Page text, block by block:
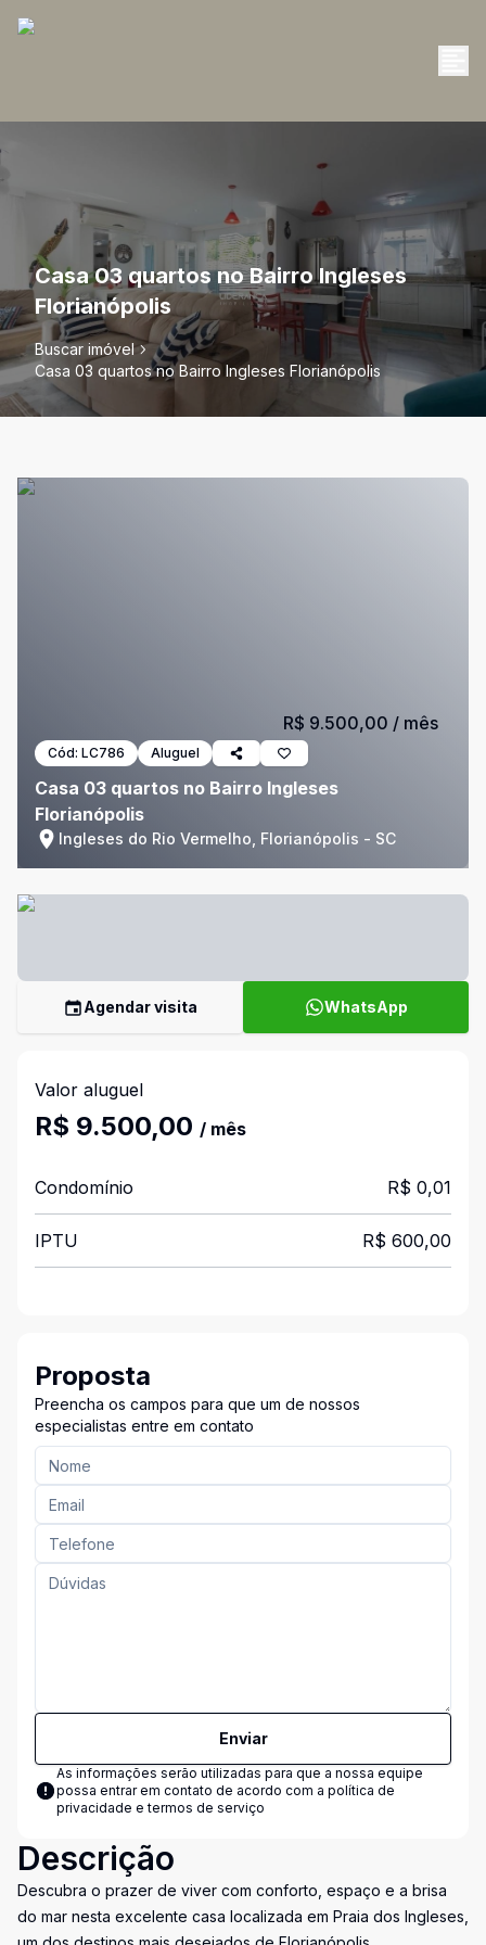
Casa 03 quartos no Bairro Ingleses
Florianópolis
Buscar imóvel
Casa 03 quartos no Bairro Ingleses Florianópolis
Cód: LC786 Aluguel
Casa 03 quartos no Bairro Ingleses
Florianópolis
Ingleses do Rio Vermelho, Florianópolis - SC
R$ 9.500,00 / mês
Agendar visita WhatsApp
Valor aluguel
R$ 9.500,00 / mês
Condomínio R$ 0,01
IPTU R$ 600,00
Proposta
Preencha os campos para que um de nossos
especialistas entre em contato
Enviar
As informações serão utilizadas para que a nossa equipe
possa entrar em contato de acordo com a política de
privacidade e termos de serviço
Descrição
Descubra o prazer de viver com conforto, espaço e a brisa
do mar nesta excelente casa localizada em Praia dos Ingleses,